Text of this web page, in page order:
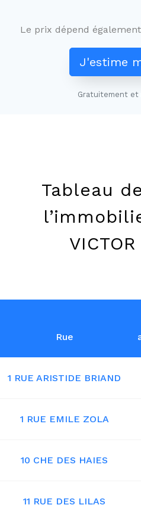
Le prix dépend
J'estime
Gratuitement et
Tableau
Rue
1 RUE ARISTIDE BRIAND
1 RUE EMILE ZOLA
10 CHE DES HAIES
11 RUE DES LILAS